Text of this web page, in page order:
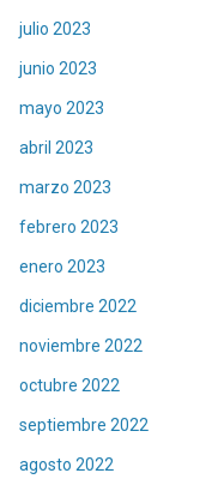
julio 2023
junio 2023
mayo 2023
abril 2023
marzo 2023
febrero 2023
enero 2023
diciembre 2022
noviembre 2022
octubre 2022
septiembre 2022
agosto 2022